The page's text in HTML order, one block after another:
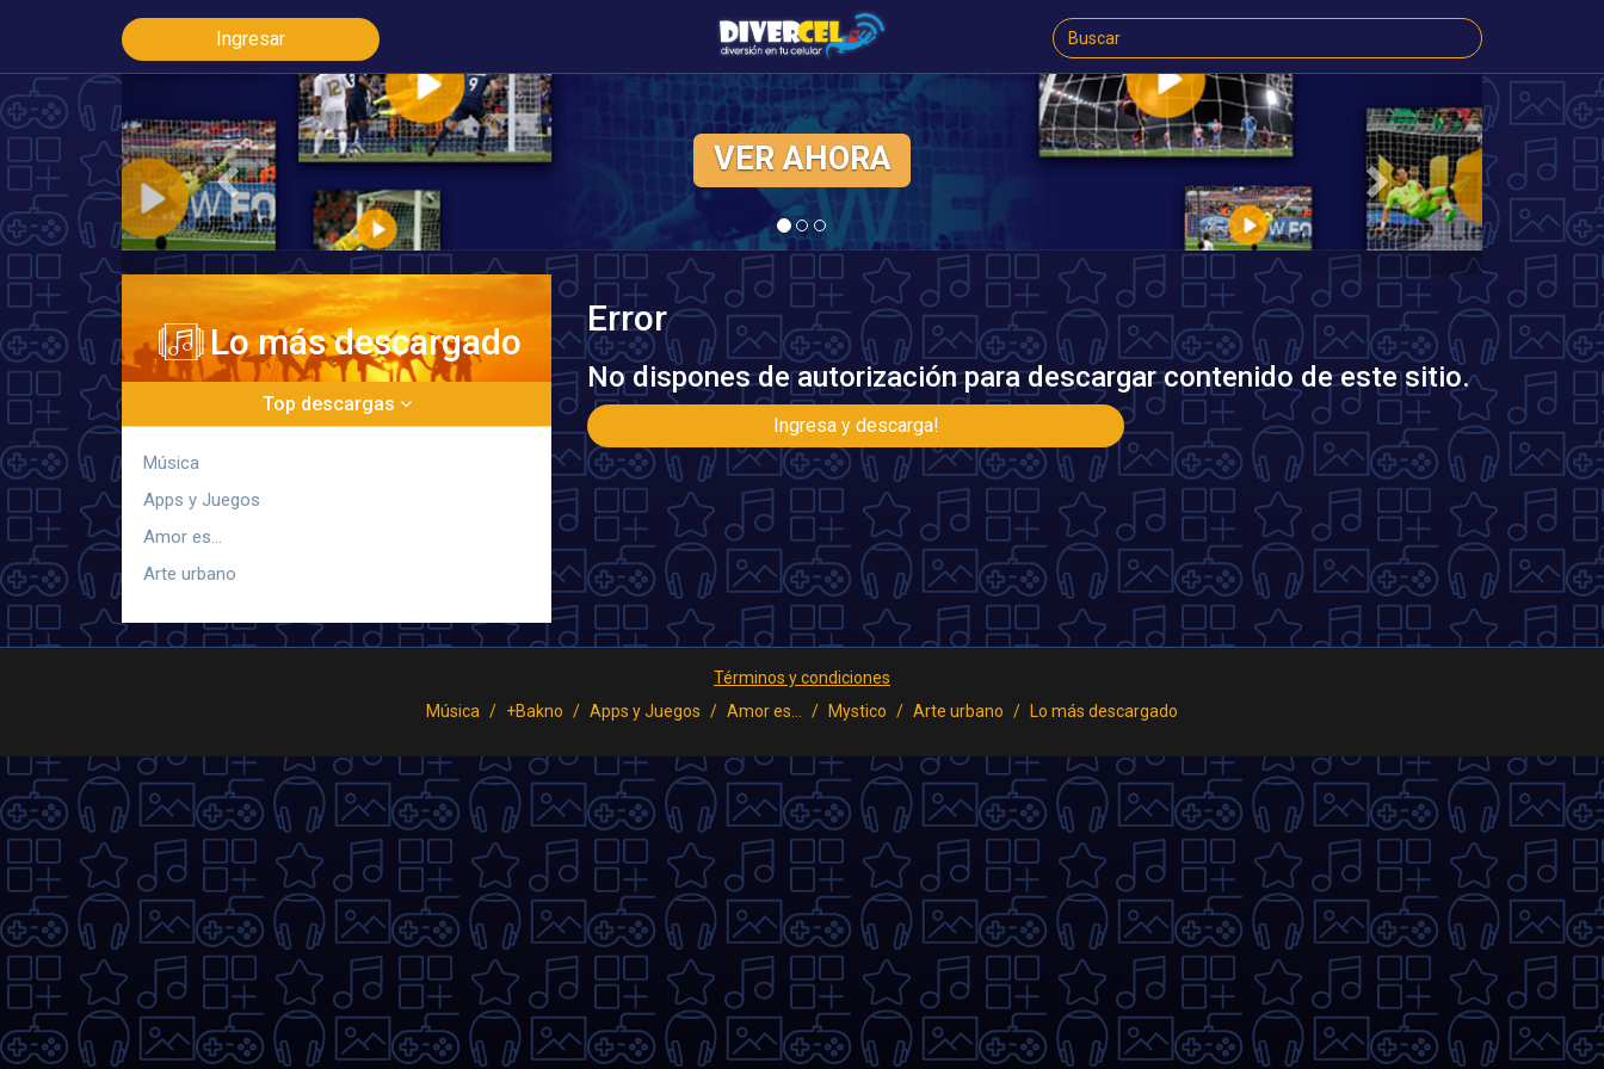
Ingresar
VER AHORA
Previous
Lo más descargado
Top descargas
Música
Apps y Juegos
Amor es...
Arte urbano
Error
No dispones de autorización para descargar contenido de este sitio.
Ingresa y descarga!
Términos y condiciones
Música
+Bakno Apps y Juegos Amor es... Mystico Arte urbano Lo más descargado